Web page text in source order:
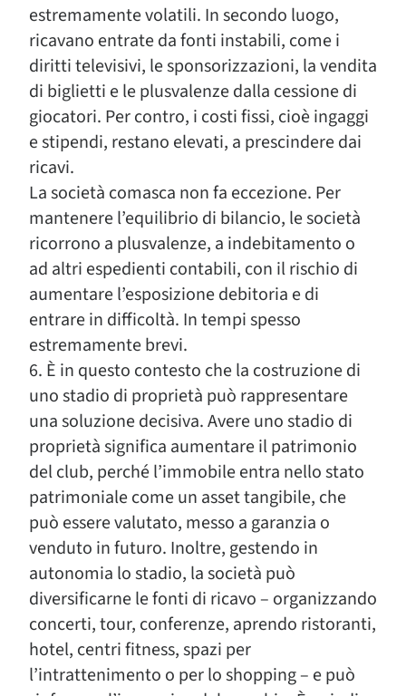
estremamente volatili. In secondo luogo,
ricavano entrate da fonti instabili, come i
diritti televisivi, le sponsorizzazioni, la vendita
di biglietti e le plusvalenze dalla cessione di
giocatori. Per contro, i costi fissi, cioè ingaggi
e stipendi, restano elevati, a prescindere dai
ricavi.
La società comasca non fa eccezione. Per
mantenere l’equilibrio di bilancio, le società
ricorrono a plusvalenze, a indebitamento o
ad altri espedienti contabili, con il rischio di
aumentare l’esposizione debitoria e di
entrare in difficoltà. In tempi spesso
estremamente brevi.
6. È in questo contesto che la costruzione di
uno stadio di proprietà può rappresentare
una soluzione decisiva. Avere uno stadio di
proprietà significa aumentare il patrimonio
del club, perché l’immobile entra nello stato
patrimoniale come un asset tangibile, che
può essere valutato, messo a garanzia o
venduto in futuro. Inoltre, gestendo in
autonomia lo stadio, la società può
diversificarne le fonti di ricavo – organizzando
concerti, tour, conferenze, aprendo ristoranti,
hotel, centri fitness, spazi per
l’intrattenimento o per lo shopping – e può